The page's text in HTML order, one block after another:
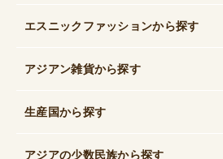
エスニックファッションから探す
アジアン雑貨から探す
生産国から探す
アジアの少数民族から探す